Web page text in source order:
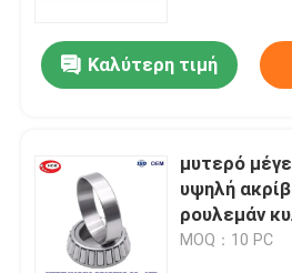
Καλύτερη τιμή
μυτερό
υψηλή
ρουλεμάν
32017 SKF
MOQ：10 PC